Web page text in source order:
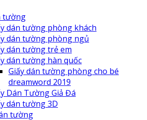
tường
dán tường phòng khách
dán tường phòng ngủ
dán tường trẻ em
dán tường hàn quốc
Giấy dán tường phòng cho bé
dreamword 2019
Dán Tường Giả Đá
dán tường 3D
tường